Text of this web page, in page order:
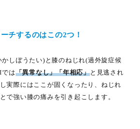
チするのはこの2つ！
しぼうたい)と膝のねじれ(過外旋症候
は「異常なし」「年相応」と見逃され
実際にはここが固くなったり、ねじれ
で強い膝の痛みを引き起こします。